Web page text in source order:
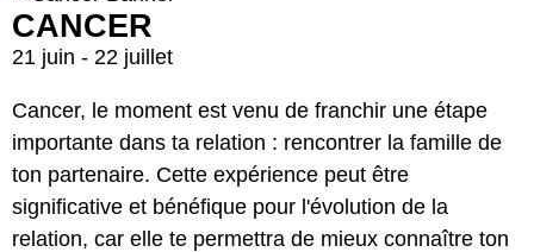
CANCER
21 juin - 22 juillet
Cancer, le moment est venu de franchir une étape
importante dans ta relation : rencontrer la famille de
ton partenaire. Cette expérience peut être
significative et bénéfique pour l'évolution de la
relation, car elle te permettra de mieux connaître ton